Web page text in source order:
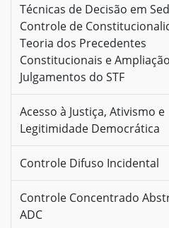
Técnicas de Decisão em
Controle de
Teoria dos Precedentes
Constitucionais e
Julgamentos do STF
Acesso à Justiça, Ativismo e
Legitimidade Democrática
Controle Difuso Incidental
Controle Concentrado
ADC